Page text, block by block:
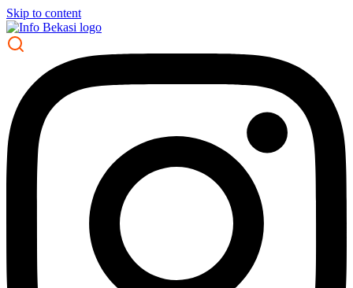
Skip to content